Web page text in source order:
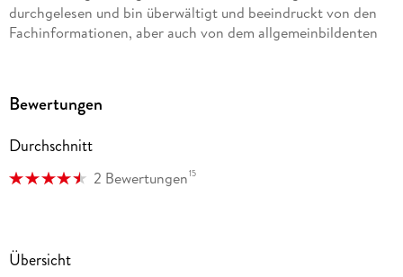
Banken.
durchgelesen und bin überwältigt und beeindruckt von den
Fachinformationen, aber auch von dem allgemeinbildenten
ein Anfänger. Ich bin total begeistert und werde noch heute
Bewertungen
Durchschnitt
2 Bewertungen15
Übersicht